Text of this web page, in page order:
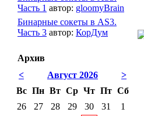
Часть 1 автор: gloomyBrain
Бинарные сокеты в AS3.
Часть 3 автор: КорДум
Архив
<
>
Август 2026
Вс Пн Вт Ср Чт Пт Сб
26
27 28 29 30 31
1